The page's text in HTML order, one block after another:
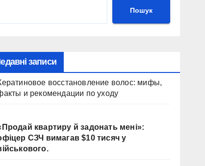
Пошук
записи
восстановление волос: мифы,
и рекомендации по уходу
квартиру й задонать мені»:
СЗЧ вимагав $10 тисяч у